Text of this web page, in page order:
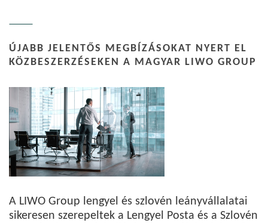
ÚJABB JELENTŐS MEGBÍZÁSOKAT NYERT EL
KÖZBESZERZÉSEKEN A MAGYAR LIWO GROUP
A LIWO Group lengyel és szlovén leányvállalatai
sikeresen szerepeltek a Lengyel Posta és a Szlovén